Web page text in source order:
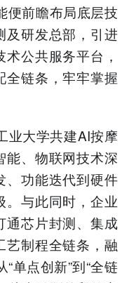
前瞻布局底层技
及研发总部，引进
公共服务平台，
全链条，牢牢掌握
业大学共建AI按摩
能、物联网技术深
、功能迭代到硬件
。与此同时，企业
通芯片封测、集成
艺制程全链条，融
单点创新”到“全链